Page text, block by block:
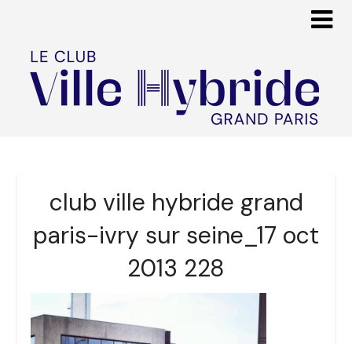
club ville hybride grand
paris-ivry sur seine_17 oct
2013 228